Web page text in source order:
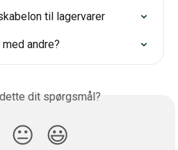
til lagervarer
andre?
dit spørgsmål?
😐 😃